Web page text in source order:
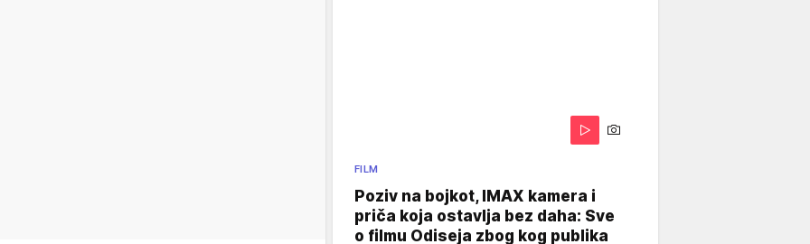
FILM
Poziv na bojkot, IMAX kamera i
priča koja ostavlja bez daha: Sve
o filmu Odiseja zbog kog publika